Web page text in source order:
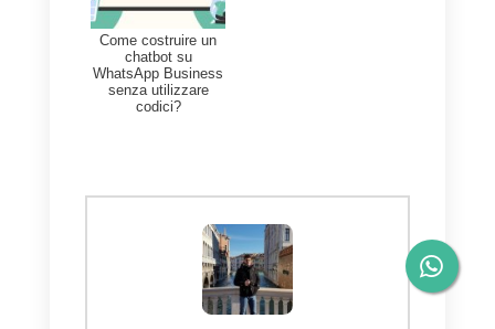
opzioni (modello di
assegnazione automatica
vuoto o semplice
A seconda del modello da noi
potremo sceglierese